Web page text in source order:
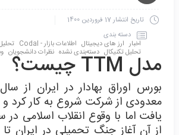
تاریخ انتشار17 فروردین 1400
دسته بندی
اخبار ارز های دیجیتال اطلاعات بازار - Codal
تحلیل تکنیکال دسته‌بندی نشده نظرات دانشجویان مدل TTM چیست؟
معدودی از شرکت شروع به کار کرد